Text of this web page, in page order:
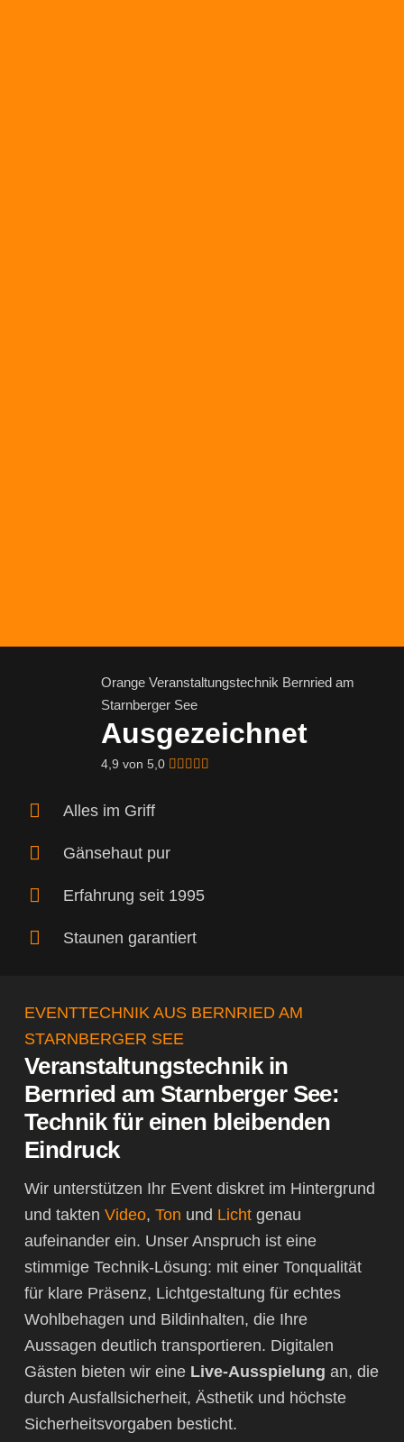
Orange Veranstaltungstechnik Bernried am
Starnberger See
Ausgezeichnet
4,9 von 5,0
Alles im Griff
Gänsehaut pur
Erfahrung seit 1995
Staunen garantiert
EVENTTECHNIK AUS BERNRIED AM
STARNBERGER SEE
Veranstaltungstechnik in
Bernried am Starnberger See:
Technik für einen bleibenden
Eindruck
Wir unterstützen Ihr Event diskret im Hintergrund
und takten Video, Ton und Licht genau
aufeinander ein. Unser Anspruch ist eine
stimmige Technik-Lösung: mit einer Tonqualität
für klare Präsenz, Lichtgestaltung für echtes
Wohlbehagen und Bildinhalten, die Ihre
Aussagen deutlich transportieren. Digitalen
Gästen bieten wir eine Live-Ausspielung an, die
durch Ausfallsicherheit, Ästhetik und höchste
Sicherheitsvorgaben besticht.